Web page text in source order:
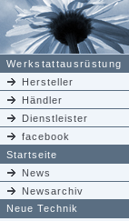
Werkstattausrüstung
Hersteller
Händler
Dienstleister
facebook
Startseite
News
Newsarchiv
Neue Technik